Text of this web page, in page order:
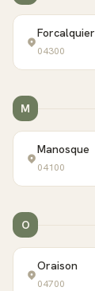
Forcalquier
04300
M
Manosque
04100
O
Oraison
04700